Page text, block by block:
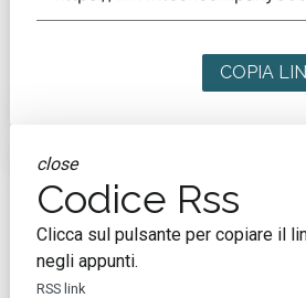
COPIA
close
Codice Rss
Clicca sul pulsante per copiare il
negli appunti.
RSS link